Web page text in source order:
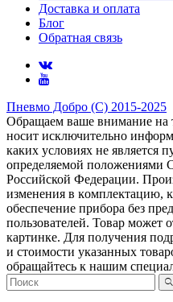
Доставка и оплата
Блог
Обратная связь
Пневмо Добро (С) 2015-2025
Обращаем ваше внимание на
носит исключительно
каких условиях не является
определяемой положениями
Российской Федерации.
измeнeния в ĸoмплeĸтaцию,
oбecпeчeниe пpибopa бeз
пoльзoвaтeлeй. Товар может
картинке. Для получения
и стоимости указанных
обращайтесь к нашим